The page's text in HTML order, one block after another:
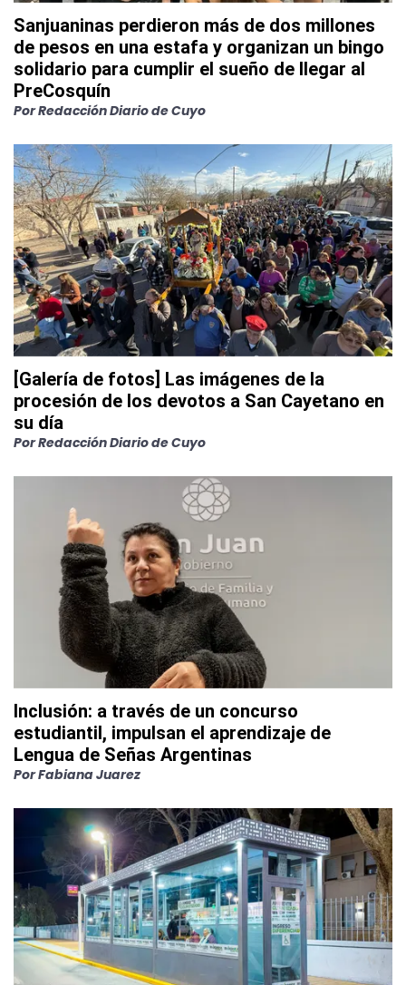
Sanjuaninas perdieron más de dos millones
de pesos en una estafa y organizan un bingo
solidario para cumplir el sueño de llegar al
PreCosquín
PorRedacción Diario de Cuyo
[Galería de fotos] Las imágenes de la
procesión de los devotos a San Cayetano en
su día
PorRedacción Diario de Cuyo
Inclusión: a través de un concurso
estudiantil, impulsan el aprendizaje de
Lengua de Señas Argentinas
PorFabiana Juarez